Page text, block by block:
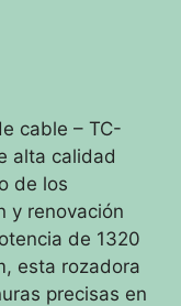
cable – TC-
alta calidad
de los
y renovación
de 1320
esta rozadora
precisas en